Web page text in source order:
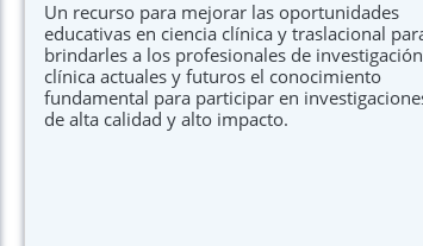
Un recurso para mejorar las oportunidades
educativas en ciencia clínica y traslacional
brindarles a los profesionales de investigación
clínica actuales y futuros el conocimiento
fundamental para participar en
de alta calidad y alto impacto.